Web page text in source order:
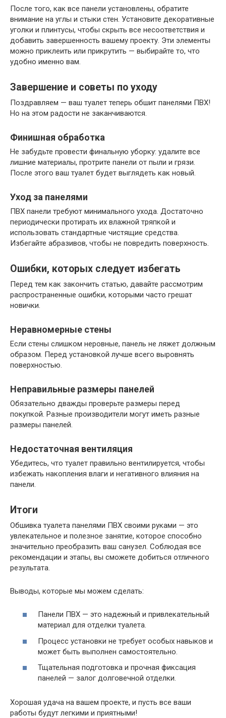
После того, как все панели установлены, обратите
внимание на углы и стыки стен. Установите декоративные
уголки и плинтусы, чтобы скрыть все несоответствия и
добавить завершенность вашему проекту. Эти элементы
можно приклеить или прикрутить — выбирайте то, что
удобно именно вам.
Завершение и советы по уходу
Поздравляем — ваш туалет теперь обшит панелями ПВХ!
Но на этом радости не заканчиваются.
Финишная обработка
Не забудьте провести финальную уборку: удалите все
лишние материалы, протрите панели от пыли и грязи.
После этого ваш туалет будет выглядеть как новый.
Уход за панелями
ПВХ панели требуют минимального ухода. Достаточно
периодически протирать их влажной тряпкой и
использовать стандартные чистящие средства.
Избегайте абразивов, чтобы не повредить поверхность.
Ошибки, которых следует избегать
Перед тем как закончить статью, давайте рассмотрим
распространенные ошибки, которыми часто грешат
новички.
Неравномерные стены
Если стены слишком неровные, панель не ляжет должным
образом. Перед установкой лучше всего выровнять
поверхностью.
Неправильные размеры панелей
Обязательно дважды проверьте размеры перед
покупкой. Разные производители могут иметь разные
размеры панелей.
Недостаточная вентиляция
Убедитесь, что туалет правильно вентилируется, чтобы
избежать накопления влаги и негативного влияния на
панели.
Итоги
Обшивка туалета панелями ПВХ своими руками — это
увлекательное и полезное занятие, которое способно
значительно преобразить ваш санузел. Соблюдая все
рекомендации и этапы, вы сможете добиться отличного
результата.
Выводы, которые мы можем сделать:
Панели ПВХ — это надежный и привлекательный
материал для отделки туалета.
Процесс установки не требует особых навыков и
может быть выполнен самостоятельно.
Тщательная подготовка и прочная фиксация
панелей — залог долговечной отделки.
Хорошая удача на вашем проекте, и пусть все ваши
работы будут легкими и приятными!